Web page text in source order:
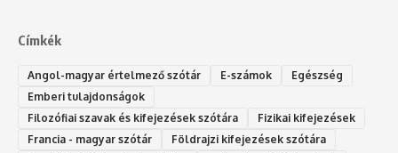
Címkék
Angol-magyar értelmező szótár E-számok
Egészség
Emberi tulajdonságok
Filozófiai szavak és kifejezések szótára
Fizikai kifejezések
Francia - magyar szótár
Földrajzi kifejezések szótára